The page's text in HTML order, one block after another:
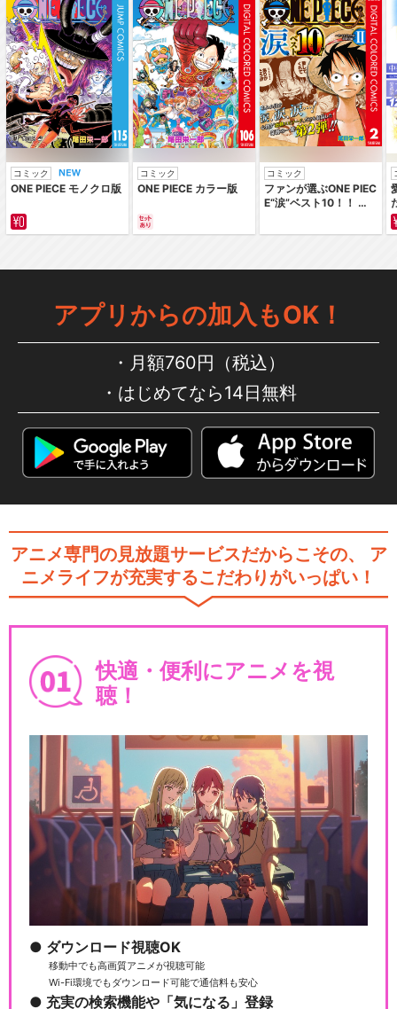
コミック
ONE PIECE モノクロ版
コミック
ONE PIECE カラー版
コミック
ファンが選ぶONE PIEC
E“涙”ベスト10！！ ～
編～ カラー版
アプリからの加入もOK！
月額760円（税込）
はじめてなら14日無料
アニメ専門の見放題サービスだからこその、
ア
ニメライフが充実するこだわりがいっぱい！
快適・便利にアニメを視
聴！
ダウンロード視聴OK
移動中でも高画質アニメが視聴可能
Wi-Fi環境でもダウンロード可能で通信料も安心
充実の検索機能や「気になる」登録